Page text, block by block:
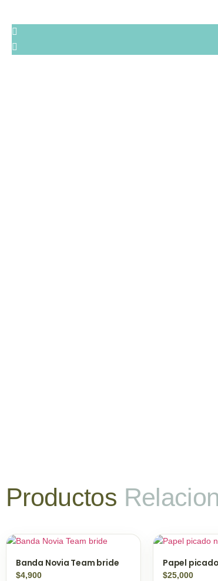
Productos
Banda Novia Team bride
$4,900
Papel
$25,000